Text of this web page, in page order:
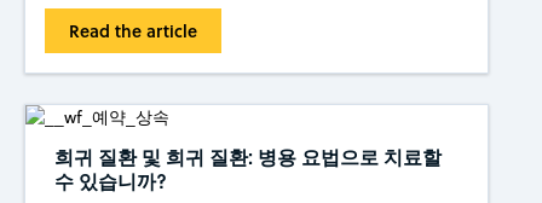
Read the article
희귀 질환 및 희귀 질환: 병용 요법으로 치료할
수 있습니까?